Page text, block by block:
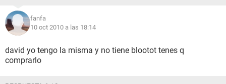
fanfa
10 oct 2010 a las 18:14
david yo tengo la misma y no tiene blootot tenes q
comprarlo